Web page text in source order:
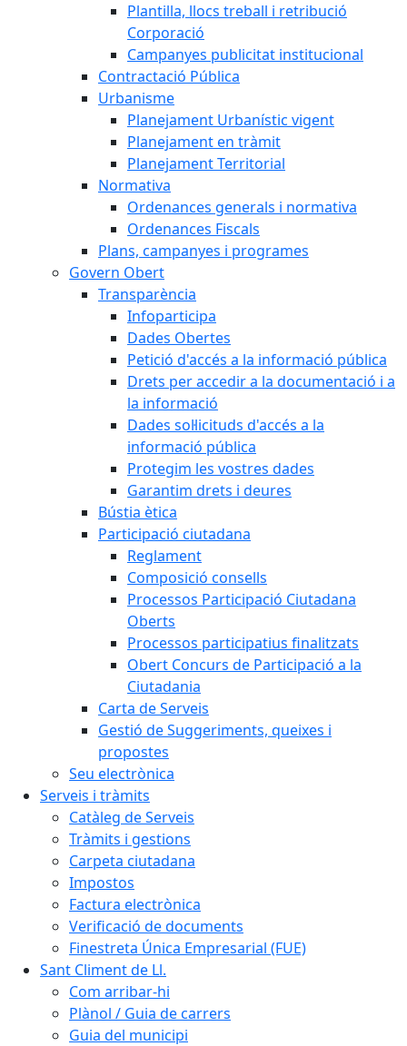
Plantilla, llocs treball i retribució
Corporació
Campanyes publicitat institucional
Contractació Pública
Urbanisme
Planejament Urbanístic vigent
Planejament en tràmit
Planejament Territorial
Normativa
Ordenances generals i normativa
Ordenances Fiscals
Plans, campanyes i programes
Govern Obert
Transparència
Infoparticipa
Dades Obertes
Petició d'accés a la informació pública
Drets per accedir a la documentació i a
la informació
Dades sol·licituds d'accés a la
informació pública
Protegim les vostres dades
Garantim drets i deures
Bústia ètica
Participació ciutadana
Reglament
Composició consells
Processos Participació Ciutadana
Oberts
Processos participatius finalitzats
Obert Concurs de Participació a la
Ciutadania
Carta de Serveis
Gestió de Suggeriments, queixes i
propostes
Seu electrònica
Serveis i tràmits
Catàleg de Serveis
Tràmits i gestions
Carpeta ciutadana
Impostos
Factura electrònica
Verificació de documents
Finestreta Única Empresarial (FUE)
Sant Climent de Ll.
Com arribar-hi
Plànol / Guia de carrers
Guia del municipi